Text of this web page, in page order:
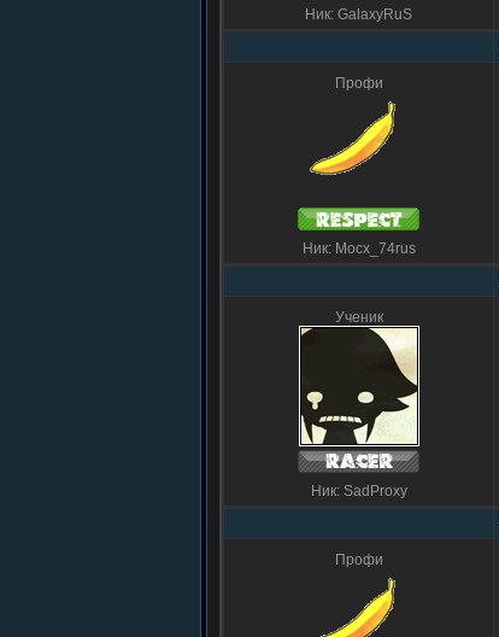
Ник: GalaxyRuS
Профи
Ник: Mocx_74rus
Ученик
Ник: SadProxy
Профи